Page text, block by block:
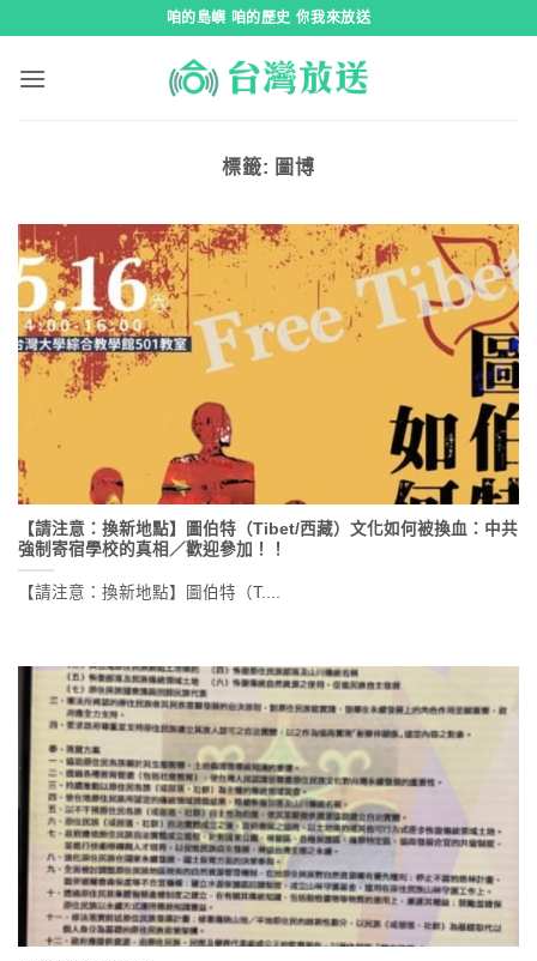
咱的島嶼 咱的歷史 你我來放送
標籤: 圖博
【請注意：換新地點】圖伯特（Tibet/西藏）文化如何被換血：中共
強制寄宿學校的真相／歡迎參加！！
【請注意：換新地點】圖伯特（T....